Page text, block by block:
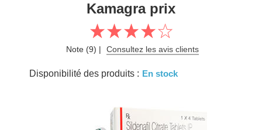
Kamagra prix
Note (9) | Consultez les avis clients
Disponibilité des produits : En stock